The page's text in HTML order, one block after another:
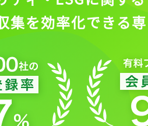
集を効率化できる